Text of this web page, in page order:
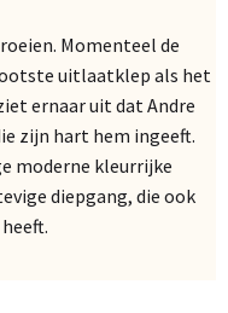
Momenteel de
uitlaatklep als het
ernaar uit dat Andre
zijn hart hem ingeeft.
moderne kleurrijke
diepgang, die ook